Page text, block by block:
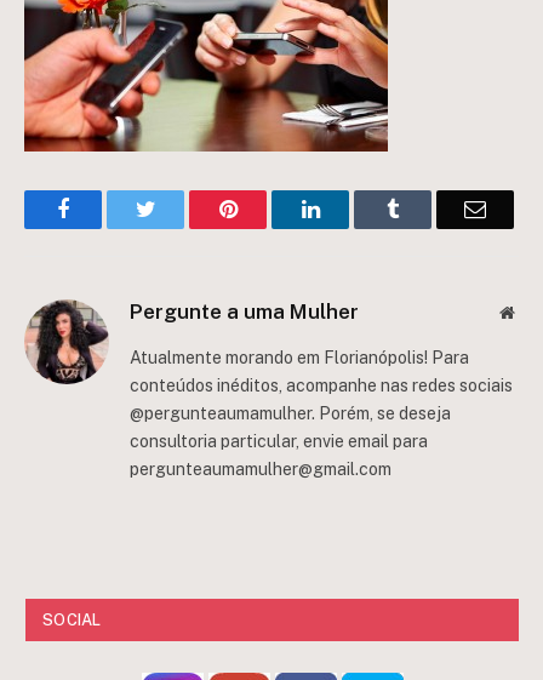
FacebookTwitter Pinterest LinkedInTumblr Email
Pergunte a uma Mulher
Atualmente morando em Florianópolis! Para
conteúdos inéditos, acompanhe nas redes sociais
@pergunteaumamulher. Porém, se deseja
consultoria particular, envie email para
pergunteaumamulher@gmail.com
SOCIAL